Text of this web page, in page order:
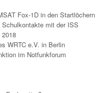
Fox-1D in den Startlöchern
mit der ISS
2018
WRTC e.V. in Berlin
im Notfunkforum